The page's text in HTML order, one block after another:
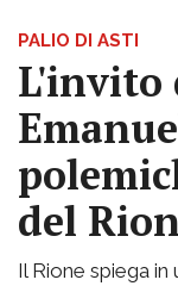
PALIO DI ASTI
L'invito
del
Il Rione spiega in